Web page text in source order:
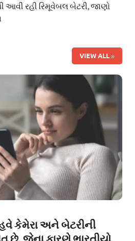
આવી રહી રિમૂવેબલ બેટરી, જાણો
VIEW ALL
હવે કેમેરા અને બેટરીની
છે, જેના કારણે ભારતીયો